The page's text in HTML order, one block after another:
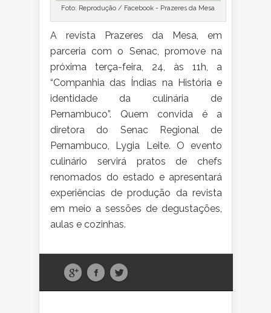
Foto: Reprodução / Facebook - Prazeres da Mesa
A revista Prazeres da Mesa, em
parceria com o Senac, promove na
próxima terça-feira, 24, às 11h, a
“Companhia das Índias na História e
identidade da culinária de
Pernambuco”. Quem convida é a
diretora do Senac Regional de
Pernambuco, Lygia Leite. O evento
culinário servirá pratos de chefs
renomados do estado e apresentará
experiências de produção da revista
em meio a sessões de degustações,
aulas e cozinhas.